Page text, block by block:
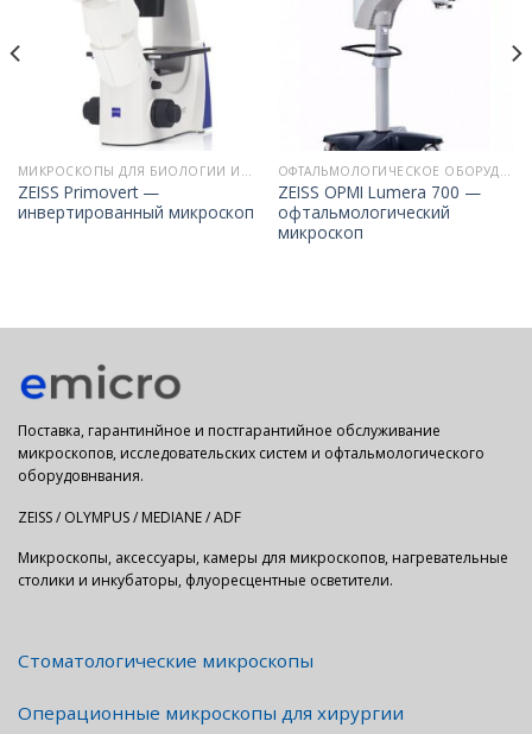
МИКРОСКОПЫ ДЛЯ БИОЛОГИИ И МЕДИЦИНЫ
ZEISS Primovert —
инвертированный микроскоп
ОФТАЛЬМОЛОГИЧЕСКОЕ ОБОРУДОВАНИЕ ZEISS
ZEISS OPMI Lumera 700 —
офтальмологический
микроскоп
Поставка, гарантинйное и постгарантийное обслуживание
микроскопов, исследовательских систем и офтальмологического
оборудовнвания.
ZEISS / OLYMPUS / MEDIANE / ADF
Микроскопы, аксессуары, камеры для микроскопов, нагревательные
столики и инкубаторы, флуоресцентные осветители.
Стоматологические микроскопы
Операционные микроскопы для хирургии